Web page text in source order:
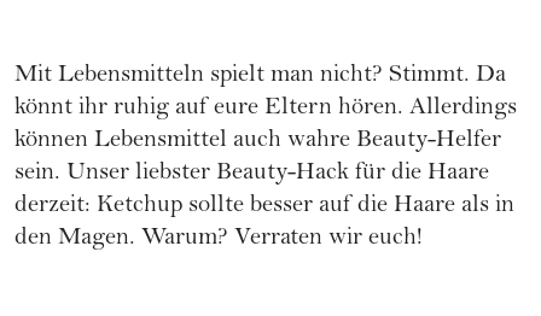
Mit Lebensmitteln spielt man nicht? Stimmt. Da
könnt ihr ruhig auf eure Eltern hören. Allerdings
können Lebensmittel auch wahre Beauty-Helfer
sein. Unser liebster Beauty-Hack für die Haare
derzeit: Ketchup sollte besser auf die Haare als in
den Magen. Warum? Verraten wir euch!